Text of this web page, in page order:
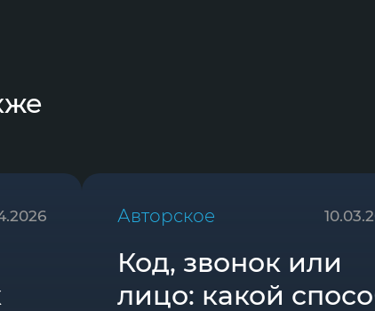
Авторское
Код, звонок или
лицо: какой